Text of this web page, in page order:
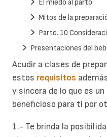
Acudir a clases de
estos requisitos
y sincera de lo que es
beneficioso para ti por
1.- Te brinda la
El miedo al parto
Mitos de la
Parto. 10
Presentaciones del